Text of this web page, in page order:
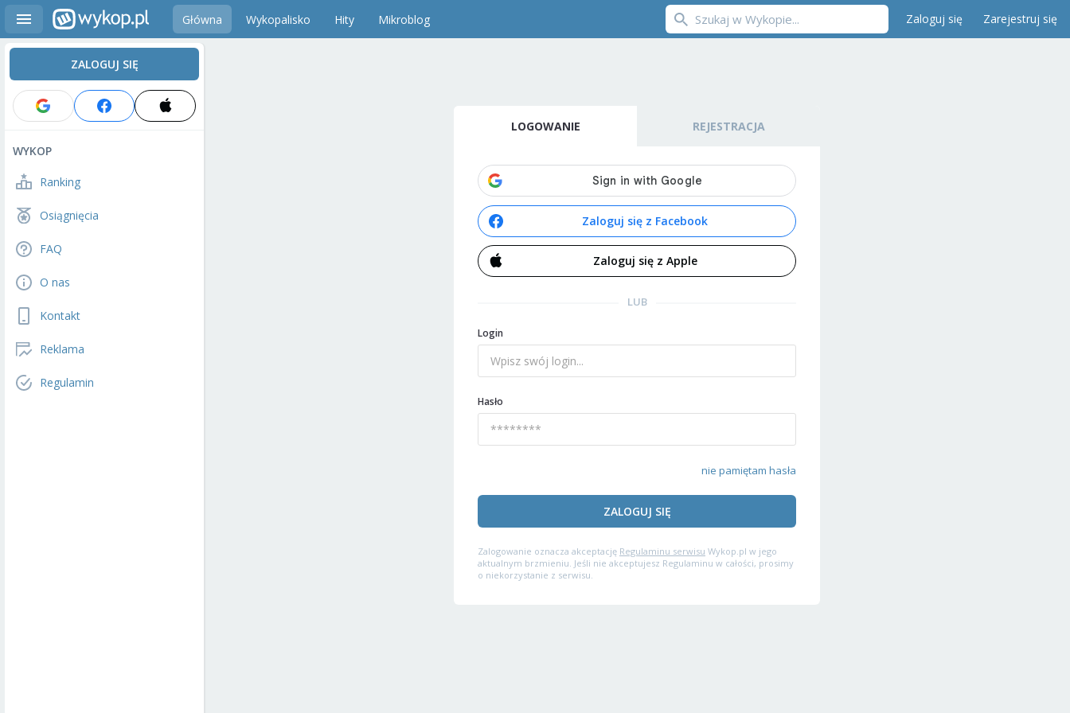
Główna Wykopalisko Hity Mikroblog Zaloguj się Zarejestruj się
ZALOGUJ SIĘ
WYKOP
Ranking
Osiągnięcia
FAQ
O nas
Kontakt
Reklama
Regulamin
LOGOWANIE REJESTRACJA
Zaloguj się z Facebook
Zaloguj się z Apple
LUB
Login
Hasło
nie pamiętam hasła
ZALOGUJ SIĘ
Zalogowanie oznacza akceptację Regulaminu serwisu Wykop.pl w jego
aktualnym brzmieniu. Jeśli nie akceptujesz Regulaminu w całości, prosimy
o niekorzystanie z serwisu.